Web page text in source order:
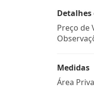
Detalhes
Preço de
Medidas
Área